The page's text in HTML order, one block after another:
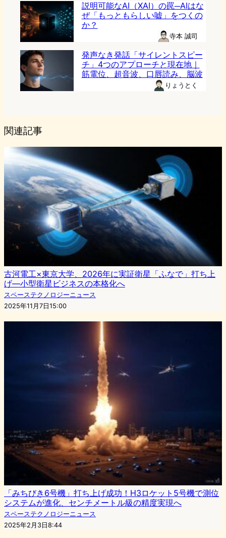
説明可能なAI（XAI）の罠─AIはな
ぜ「もっともらしい嘘」をつくの
か？
寺本 誠司
発声なき発話「サイレントスピー
チ」4つのアプローチと現在地｜
筋電位、超音波、口唇読み、脳波
りょうとく
関連記事
古河電工×東京大学、2026年に実証衛星「ふなで」打ち上
げ—小型衛星ビジネスの本格化へ
スペーステクノロジーニュース
2025年11月7日15:00
「みちびき6号機」打ち上げ成功！H3ロケット5号機で測位
システムが進化、センチメートル級の精度実現へ
スペーステクノロジーニュース
2025年2月3日8:44